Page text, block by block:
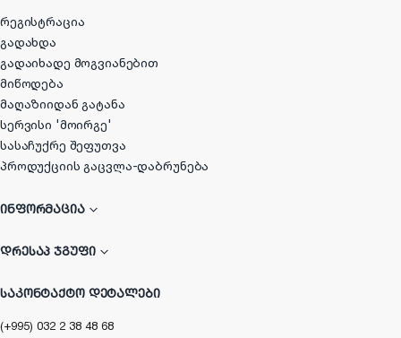
რეგისტრაცია
გადახდა
გადაიხადე მოგვიანებით
მიწოდება
მაღაზიიდან გატანა
სერვისი 'მოირგე'
სასაჩუქრე შეფუთვა
პროდუქციის გაცვლა-დაბრუნება
ᲘᲜᲤᲝᲠᲛᲐᲪᲘᲐ
ᲓᲠᲔᲡᲐᲞ ᲯᲒᲣᲤᲘ
ᲡᲐᲙᲝᲜᲢᲐᲥᲢᲝ ᲓᲔᲢᲐᲚᲔᲑᲘ
(+995) 032 2 38 48 68